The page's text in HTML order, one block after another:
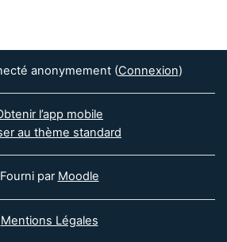
anonymement (Connexion)
l’app mobile
au thème standard
Fourni par Moodle
Mentions Légales